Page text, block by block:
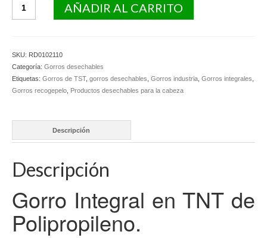
integral
cantidad
AÑADIR AL CARRITO
SKU: RD0102110
Categoría: Gorros desechables
Etiquetas: Gorros de TST, gorros desechables Gorros industria Gorros integrales
Gorros recogepelo Productos desechables para la cabeza
Descripción
Descripción
Gorro Integral en TNT de
Polipropileno.